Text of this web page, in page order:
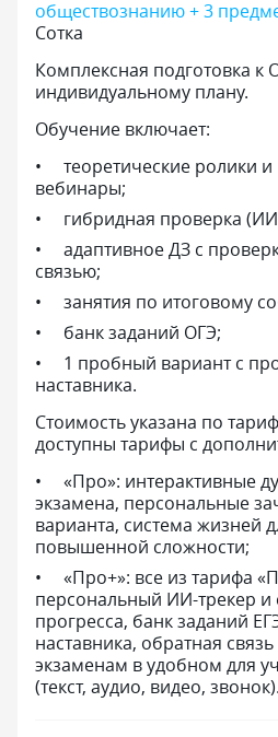
обществознанию + 3
Сотка
Комплексная подготовка к
индивидуальному плану.
Обучение включает:
теоретические ролики
вебинары;
гибридная проверка (ИИ
адаптивное ДЗ с
связью;
занятия по итоговому
банк заданий ОГЭ;
1 пробный вариант с
наставника.
Стоимость указана по
доступны тарифы с
«Про»: интерактивные
экзамена, персональные
варианта, система жизней
повышенной сложности;
«Про+»: все из тарифа
персональный ИИ-трекер и
прогресса, банк заданий
наставника, обратная
экзаменам в удобном для
(текст, аудио, видео, звонок).